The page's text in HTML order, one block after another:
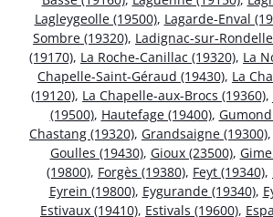
Lagleygeolle (19500), Lagarde-Enval
Sombre (19320), Ladignac-sur-
(19170), La Roche-Canillac (19320), La
Chapelle-Saint-Géraud (19430), La
(19120), La Chapelle-aux-Brocs (19360),
(19500), Hautefage (19400),
Chastang (19320), Grandsaigne (19300),
Goulles (19430), Gioux (23500),
(19800), Forgès (19380), Feyt (19340),
Eyrein (19800), Eygurande (19340),
Estivaux (19410), Estivals (19600),